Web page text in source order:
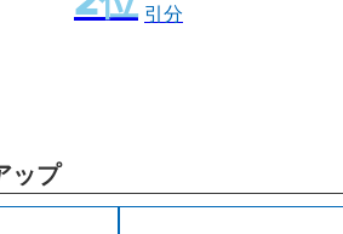
引分
ップ